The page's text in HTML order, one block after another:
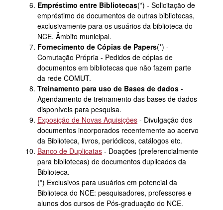
Empréstimo entre Bibliotecas(*) - Solicitação de
empréstimo de documentos de outras bibliotecas,
exclusivamente para os usuários da biblioteca do
NCE. Âmbito municipal.
Fornecimento de Cópias de Papers(*) -
Comutação Própria - Pedidos de cópias de
documentos em bibliotecas que não fazem parte
da rede COMUT.
Treinamento para uso de Bases de dados -
Agendamento de treinamento das bases de dados
disponíveis para pesquisa.
Exposição de Novas Aquisições - Divulgação dos
documentos incorporados recentemente ao acervo
da Biblioteca, livros, periódicos, catálogos etc.
Banco de Duplicatas - Doações (preferencialmente
para bibliotecas) de documentos duplicados da
Biblioteca.
(*) Exclusivos para usuários em potencial da
Biblioteca do NCE: pesquisadores, professores e
alunos dos cursos de Pós-graduação do NCE.